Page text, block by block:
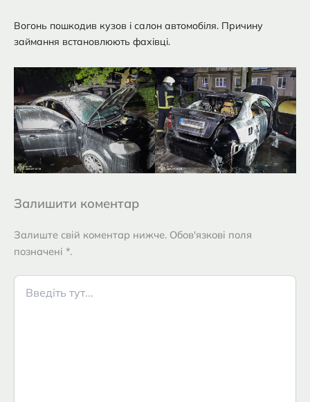
Вогонь пошкодив кузов і салон автомобіля. Причину
займання встановлюють фахівці.
Залишити коментар
Залиште свій коментар нижче. Обов'язкові поля
позначені *.
Введіть
тут...